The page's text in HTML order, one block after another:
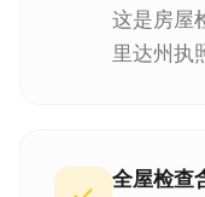
这是房屋
里达州执
全屋检查